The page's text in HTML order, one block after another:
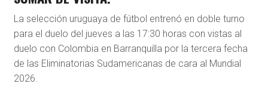
La selección uruguaya de fútbol entrenó en doble turno
para el duelo del jueves a las 17:30 horas con vistas al
duelo con Colombia en Barranquilla por la tercera fecha
de las Eliminatorias Sudamericanas de cara al Mundial
2026.